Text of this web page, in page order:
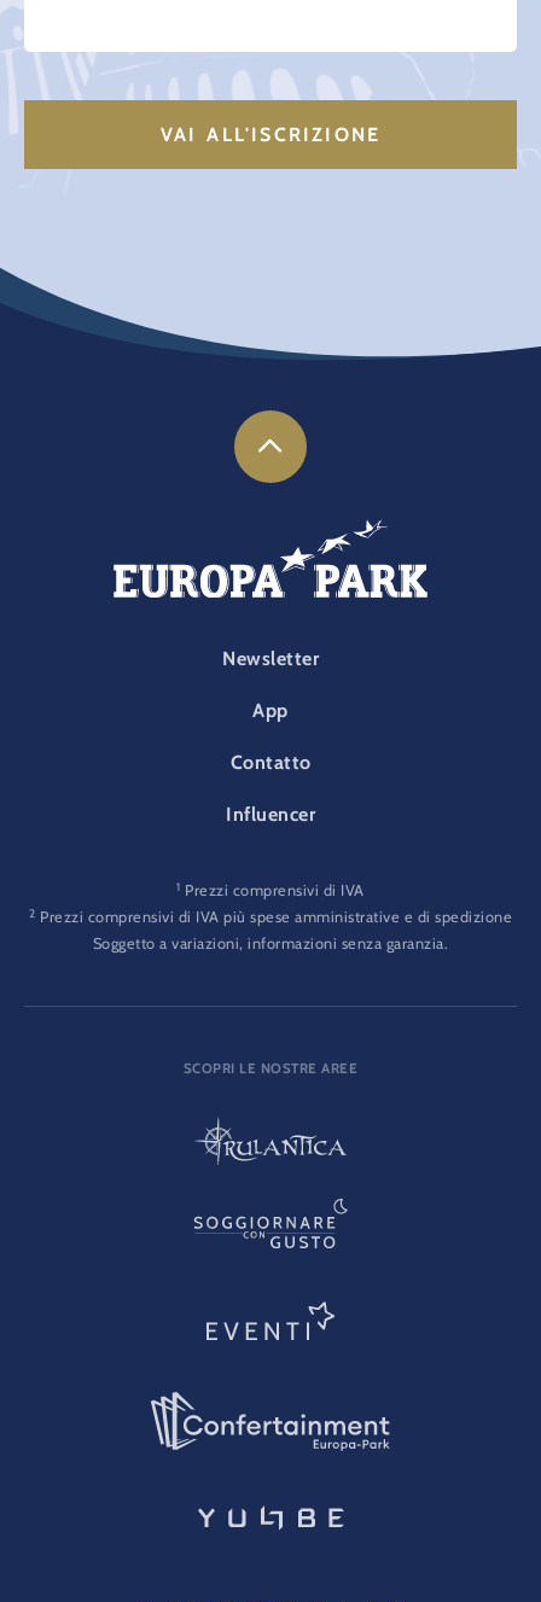
FOOTER-PARK
Newsletter
App
Contatto
Influencer
1 Prezzi comprensivi di IVA
2 Prezzi comprensivi di IVA più spese amministrative e di spedizione
Soggetto a variazioni, informazioni senza garanzia.
SCOPRI LE NOSTRE AREE